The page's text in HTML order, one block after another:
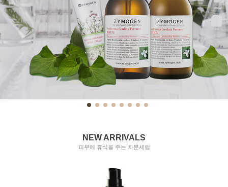
NEW ARRIVALS
피부에 휴식을 주는 차분세럼